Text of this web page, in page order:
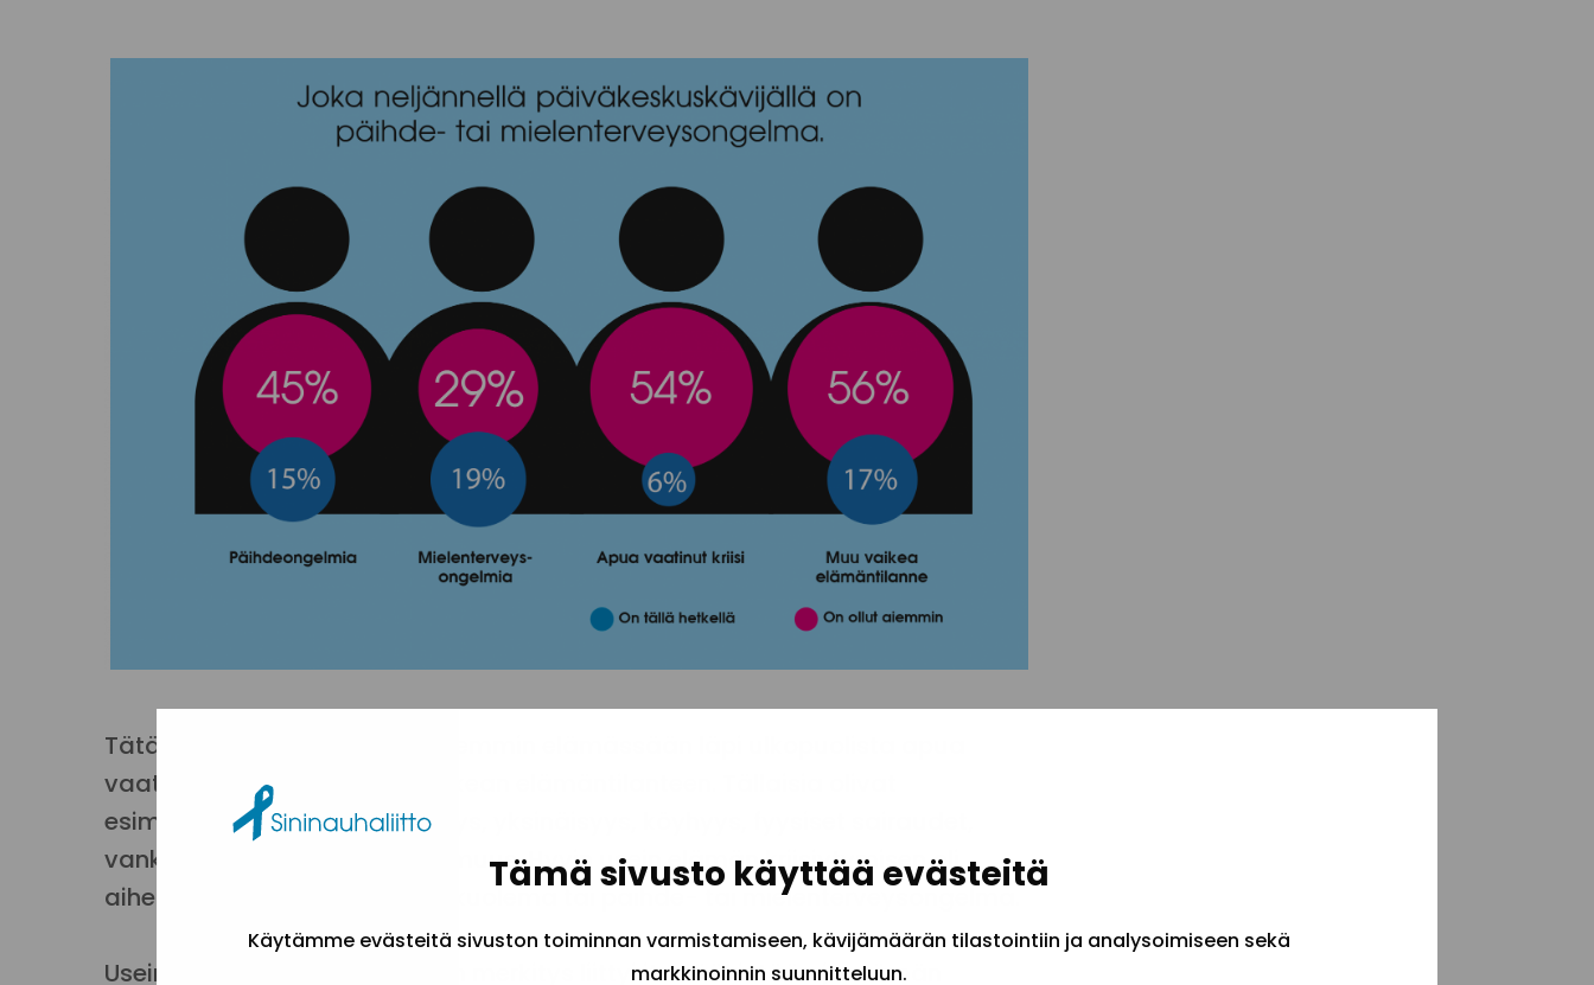
Tämä sivusto käyttää evästeitä
Käytämme evästeitä sivuston toiminnan varmistamiseen, kävijämäärän tilastointiin ja analysoimiseen sekä
markkinoinnin suunnitteluun.
Tätäkin useampi oli käynyt aiemmin elämässään läpi ulkopuolista apua
vaatineen kriisin tai muun vaikean elämäntilanteen. Tällaisia olivat
esimerkiksi avioero, työttömyys, yksinäisyys, köyhyys, fyysiset sairaudet,
vankeustuomio ja asunnottomuus. Hyvin usein elämän kriisiytymisen oli
aiheuttanut läheisen ihmisen kuolema tai päihde- tai mielenterveysongelma.
Useimmiten päihteiden käytön merkitys liittyi itselääkintään ja elämän